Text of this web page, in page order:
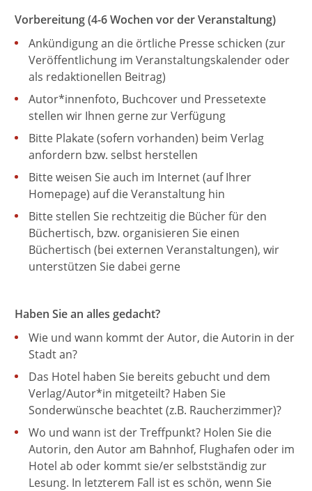
Vorbereitung (4-6 Wochen vor der Veranstaltung)
Ankündigung an die örtliche Presse schicken (zur
Veröffentlichung im Veranstaltungskalender oder
als redaktionellen Beitrag)
Autor*innenfoto, Buchcover und Pressetexte
stellen wir Ihnen gerne zur Verfügung
Bitte Plakate (sofern vorhanden) beim Verlag
anfordern bzw. selbst herstellen
Bitte weisen Sie auch im Internet (auf Ihrer
Homepage) auf die Veranstaltung hin
Bitte stellen Sie rechtzeitig die Bücher für den
Büchertisch, bzw. organisieren Sie einen
Büchertisch (bei externen Veranstaltungen), wir
unterstützen Sie dabei gerne
Haben Sie an alles gedacht?
Wie und wann kommt der Autor, die Autorin in der
Stadt an?
Das Hotel haben Sie bereits gebucht und dem
Verlag/Autor*in mitgeteilt? Haben Sie
Sonderwünsche beachtet (z.B. Raucherzimmer)?
Wo und wann ist der Treffpunkt? Holen Sie die
Autorin, den Autor am Bahnhof, Flughafen oder im
Hotel ab oder kommt sie/er selbstständig zur
Lesung. In letzterem Fall ist es schön, wenn Sie